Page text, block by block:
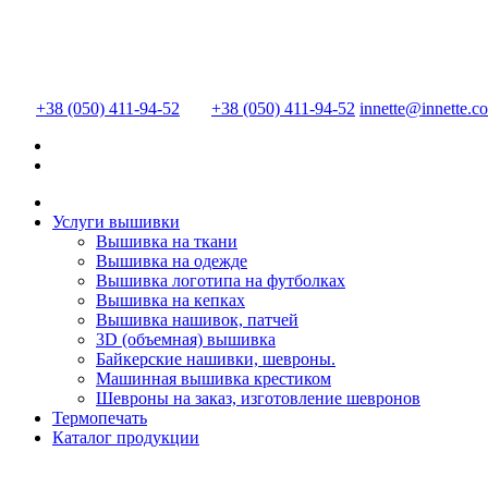
+38 (050) 411-94-52 +38 (050) 411-94-52
Услуги вышивки
Вышивка на ткани
Вышивка на одежде
Вышивка логотипа на футболках
Вышивка на кепках
Вышивка нашивок, патчей
3D (объемная) вышивка
Байкерские нашивки, шевроны.
Машинная вышивка крестиком
Шевроны на заказ, изготовление шевронов
Термопечать
Каталог продукции